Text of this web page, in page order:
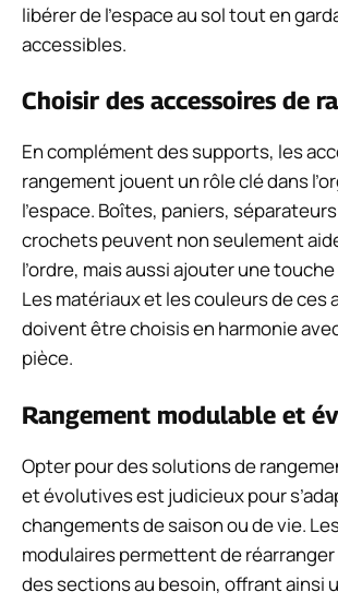
libérer de l’espace au sol tout en
accessibles.
Choisir des accessoires de
En complément des supports, les
rangement jouent un rôle clé dans
l’espace. Boîtes, paniers,
crochets peuvent non seulement
l’ordre, mais aussi ajouter une
Les matériaux et les couleurs de ces
doivent être choisis en harmonie
pièce.
Rangement modulable et
Opter pour des solutions de
et évolutives est judicieux pour
changements de saison ou de vie.
modulaires permettent de réarranger
des sections au besoin, offrant ainsi